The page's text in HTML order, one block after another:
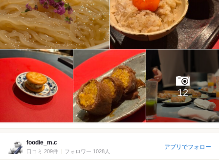
12
foodie_m.c
口コミ 209件 フォロワー 1028人
アプリでフォロー